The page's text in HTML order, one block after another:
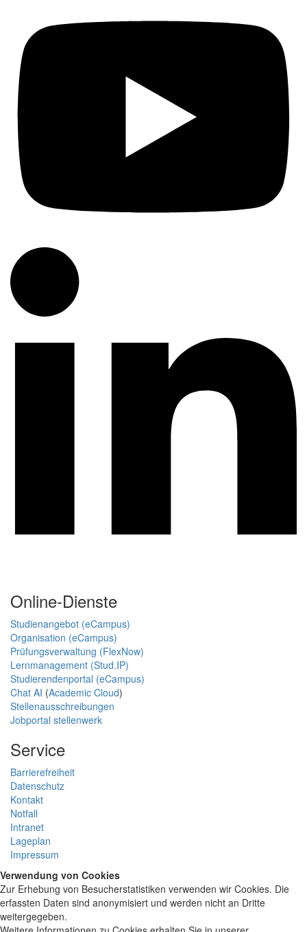
Online-Dienste
Studienangebot (eCampus)
Organisation (eCampus)
Prüfungsverwaltung (FlexNow)
Lernmanagement (Stud.IP)
Studierendenportal (eCampus)
Chat AI (Academic Cloud)
Stellenausschreibungen
Jobportal stellenwerk
Service
Barrierefreiheit
Datenschutz
Kontakt
Notfall
Intranet
Lageplan
Impressum
Verwendung von Cookies
Zur Erhebung von Besucherstatistiken verwenden wir Cookies. Die
erfassten Daten sind anonymisiert und werden nicht an Dritte
weitergegeben.